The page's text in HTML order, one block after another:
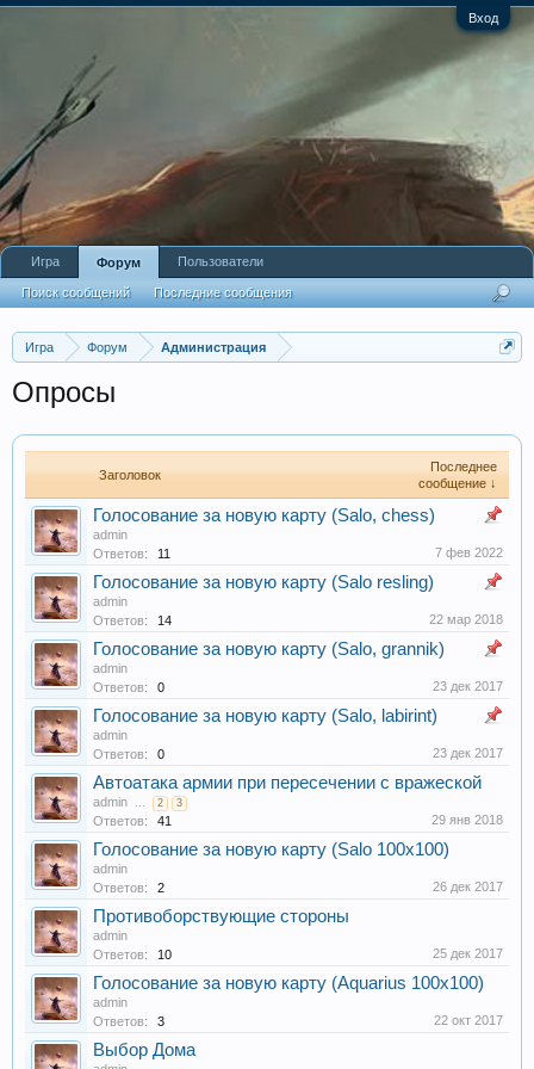
Вход
Игра Форум Администрация
Опросы
Заголовок
Последнее
сообщение ↓
Голосование за новую карту (Salo, chess)
admin
Ответов:
11 7 фев 2022
Голосование за новую карту (Salo resling)
admin
Ответов:
14 22 мар 2018
Голосование за новую карту (Salo, grannik)
admin
Ответов:
0 23 дек 2017
Голосование за новую карту (Salo, labirint)
admin
Ответов:
0 23 дек 2017
Автоатака армии при пересечении с вражеской
admin ... 2 3
Ответов: 41 29 янв 2018
Голосование за новую карту (Salo 100х100)
admin
Ответов:
2 26 дек 2017
Противоборствующие стороны
admin
Ответов:
10 25 дек 2017
Голосование за новую карту (Aquarius 100х100)
admin
Ответов:
3 22 окт 2017
Выбор Дома
Игра Форум
Поиск сообщений Последние сообщения
Пользователи